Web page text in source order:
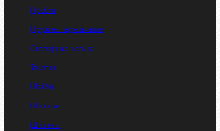
Пробки
Пружины тарельчатые
Стопорные кольца
Такелаж
Шайбы
Шпильки
Шплинты